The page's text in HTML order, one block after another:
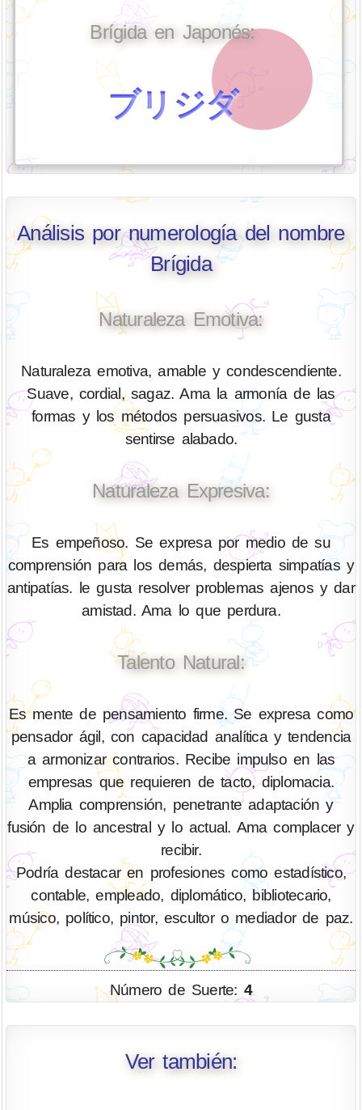
Brígida en Japonés:
ブリジダ
Análisis por numerología del nombre
Brígida
Naturaleza Emotiva:
Naturaleza emotiva, amable y condescendiente.
Suave, cordial, sagaz. Ama la armonía de las
formas y los métodos persuasivos. Le gusta
sentirse alabado.
Naturaleza Expresiva:
Es empeñoso. Se expresa por medio de su
comprensión para los demás, despierta simpatías y
antipatías. le gusta resolver problemas ajenos y dar
amistad. Ama lo que perdura.
Talento Natural:
Es mente de pensamiento firme. Se expresa como
pensador ágil, con capacidad analítica y tendencia
a armonizar contrarios. Recibe impulso en las
empresas que requieren de tacto, diplomacia.
Amplia comprensión, penetrante adaptación y
fusión de lo ancestral y lo actual. Ama complacer y
recibir.
Podría destacar en profesiones como estadístico,
contable, empleado, diplomático, bibliotecario,
músico, político, pintor, escultor o mediador de paz.
Número de Suerte: 4
Ver también: